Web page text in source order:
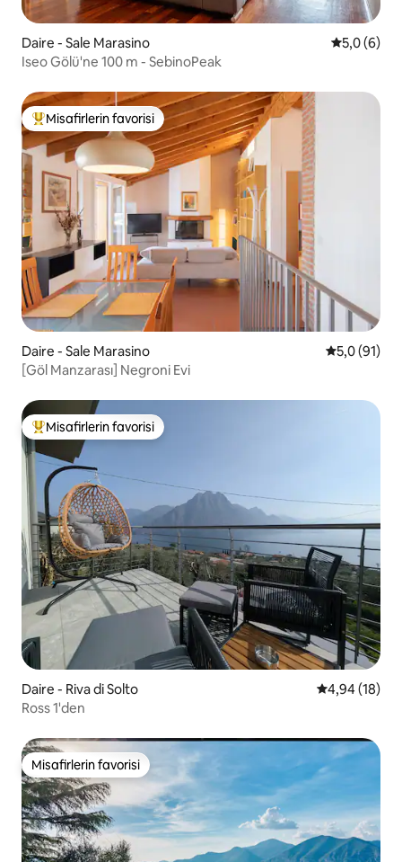
Daire - Sale Marasino 55,0 (6)
Iseo Gölü'ne 100 m - SebinoPeak
Misafirlerin favorilerinden en beğenilenler arasında
Misafirlerin favorisi
Daire - Sale Marasino 55,0 (91)
[Göl Manzarası] Negroni Evi
Misafirlerin favorilerinden en beğenilenler arasında
Misafirlerin favorisi
Daire - Riva di Solto 5 üzerinden
4,94 (18)
Ross 1'den
Misafirlerin favorisi
Misafirlerin favorisi